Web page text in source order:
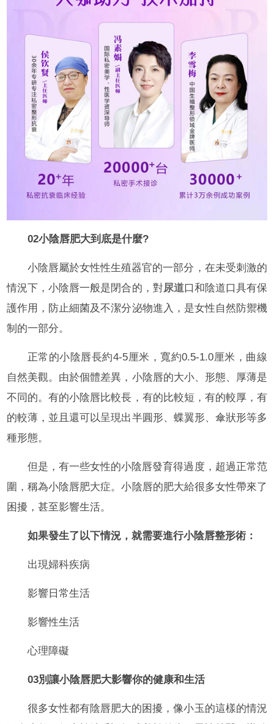
02小陰唇肥大到底是什麼?
小陰唇屬於女性性生殖器官的一部分，在未受刺激的
情況下，小陰唇一般是閉合的，對尿道口和陰道口具有保
護作用，防止細菌及不潔分泌物進入，是女性自然防禦機
制的一部分。
正常的小陰唇長約4-5厘米，寬約0.5-1.0厘米，曲線
自然美觀。由於個體差異，小陰唇的大小、形態、厚薄是
不同的。有的小陰唇比較長，有的比較短，有的較厚，有
的較薄，並且還可以呈現出半圓形、蝶翼形、傘狀形等多
種形態。
但是，有一些女性的小陰唇發育得過度，超過正常范
圍，稱為小陰唇肥大症。小陰唇的肥大給很多女性帶來了
困擾，甚至影響生活。
如果發生了以下情況，就需要進行小陰唇整形術：
出現婦科疾病
影響日常生活
影響性生活
心理障礙
03別讓小陰唇肥大影響你的健康和生活
很多女性都有陰唇肥大的困擾，像小玉的這樣的情況